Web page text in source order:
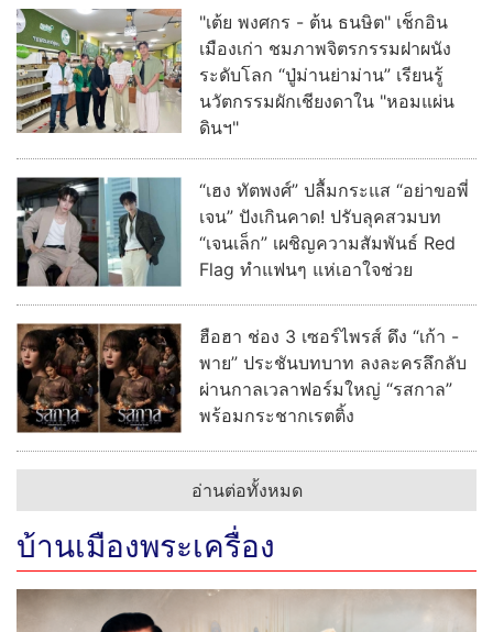
"เต้ย พงศกร - ต้น ธนษิต" เช็กอิน
เมืองเก่า ชมภาพจิตรกรรมฝาผนัง
ระดับโลก “ปู่ม่านย่าม่าน” เรียนรู้
นวัตกรรมผักเชียงดาใน "หอมแผ่น
ดินฯ"
“เฮง ทัตพงศ์” ปลื้มกระแส “อย่าขอพี่
เจน” ปังเกินคาด! ปรับลุคสวมบท
“เจนเล็ก” เผชิญความสัมพันธ์ Red
Flag ทำแฟนๆ แห่เอาใจช่วย
ฮือฮา ช่อง 3 เซอร์ไพรส์ ดึง “เก้า -
พาย” ประชันบทบาท ลงละครลึกลับ
ผ่านกาลเวลาฟอร์มใหญ่ “รสกาล”
พร้อมกระชากเรตติ้ง
อ่านต่อทั้งหมด
บ้านเมืองพระเครื่อง